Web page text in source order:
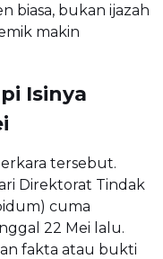
biasa, bukan ijazah
makin
Isinya
tersebut.
Direktorat Tindak
cuma
22 Mei lalu.
fakta atau bukti